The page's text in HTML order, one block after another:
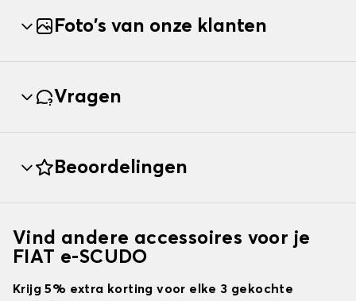
Foto's van onze klanten
Vragen
Beoordelingen
Vind andere accessoires voor je
FIAT e-SCUDO
Krijg 5% extra korting voor elke 3 gekochte